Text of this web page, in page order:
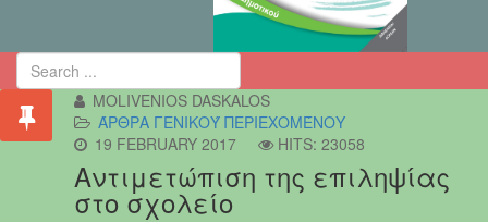
MOLIVENIOS DASKALOS
ΆΡΘΡΑ ΓΕΝΙΚΟΎ ΠΕΡΙΕΧΟΜΈΝΟΥ
19 FEBRUARY 2017
HITS: 23058
Αντιμετώπιση της επιληψίας
στο σχολείο